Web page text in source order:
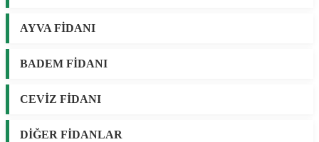
AYVA FİDANI
BADEM FİDANI
CEVİZ FİDANI
DİĞER FİDANLAR